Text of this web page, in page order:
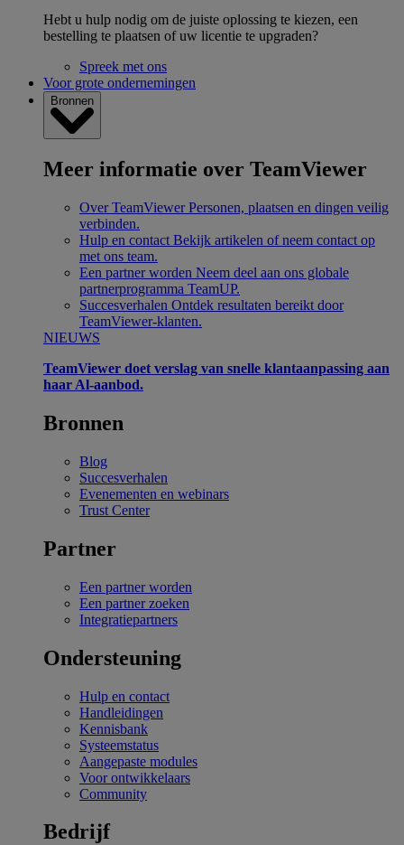
Hebt u hulp nodig om de juiste oplossing te kiezen, een
bestelling te plaatsen of uw licentie te upgraden?
Spreek met ons
Voor grote ondernemingen
Bronnen
Meer informatie over TeamViewer
Over TeamViewer Personen, plaatsen en dingen veilig
verbinden.
Hulp en contact Bekijk artikelen of neem contact op
met ons team.
Een partner worden Neem deel aan ons globale
partnerprogramma TeamUP.
Succesverhalen Ontdek resultaten bereikt door
TeamViewer-klanten.
NIEUWS
TeamViewer doet verslag van snelle klantaanpassing aan
haar Al-aanbod.
Bronnen
Blog
Succesverhalen
Evenementen en webinars
Trust Center
Partner
Een partner worden
Een partner zoeken
Integratiepartners
Ondersteuning
Hulp en contact
Handleidingen
Kennisbank
Systeemstatus
Aangepaste modules
Voor ontwikkelaars
Community
Bedrijf